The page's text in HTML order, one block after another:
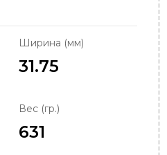
Ширина (мм)
31.75
Вес (гр.)
631